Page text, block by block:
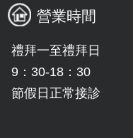
營業時間
禮拜一至禮拜日
9：30-18：30
節假日正常接診